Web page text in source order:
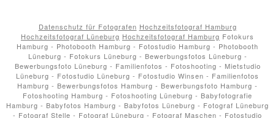
Datenschutz für Fotografen Hochzeitsfotograf Hamburg
Hochzeitsfotograf Lüneburg Hochzeitsfotograf Hamburg Fotokurs
Hamburg - Photobooth Hamburg - Fotostudio Hamburg - Photobooth
Lüneburg - Fotokurs Lüneburg - Bewerbungsfotos Lüneburg -
Bewerbungsfoto Lüneburg - Familienfotos - Fotoshooting - Mietstudio
Lüneburg - Fotostudio Lüneburg - Fotostudio Winsen - Familienfotos
Hamburg - Bewerbungsfotos Hamburg - Bewerbungsfoto Hamburg -
Fotoshooting Hamburg - Fotoshooting Lüneburg - Babyfotografie
Hamburg - Babyfotos Hamburg - Babyfotos Lüneburg - Fotograf Lüneburg
- Fotograf Stelle - Fotograf Lüneburg - Fotograf Maschen - Fotostudio